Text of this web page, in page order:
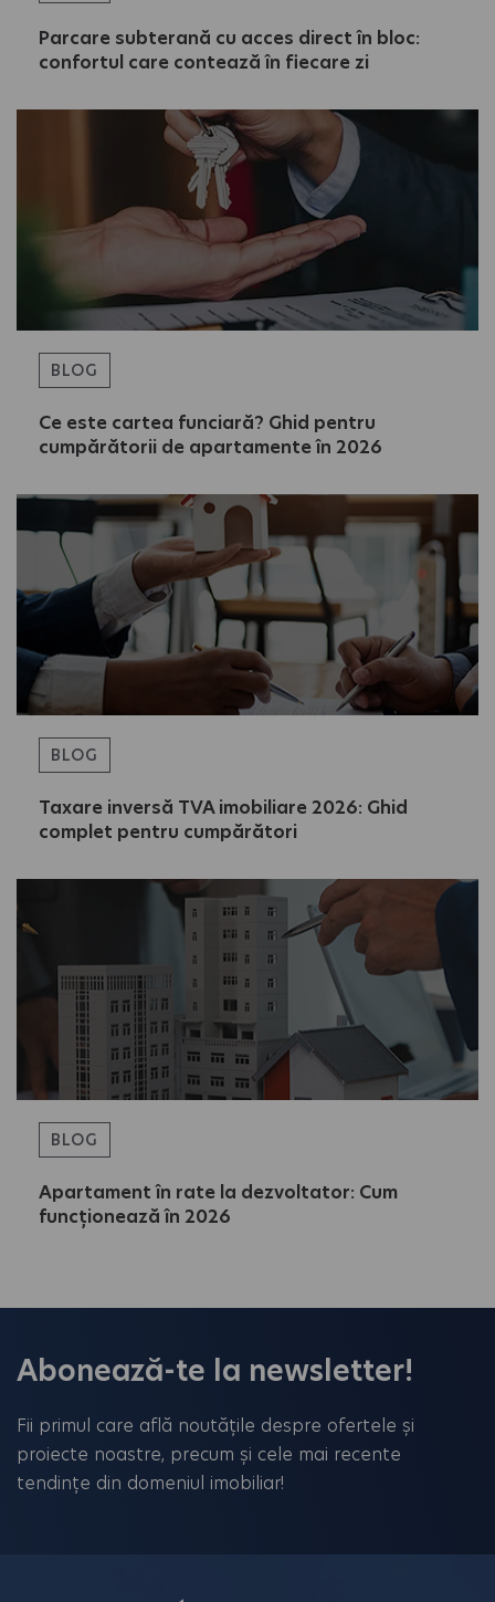
Parcare subterană cu acces direct în bloc:
confortul care contează în fiecare zi
BLOG
Ce este cartea funciară? Ghid pentru
cumpărătorii de apartamente în 2026
BLOG
Taxare inversă TVA imobiliare 2026: Ghid
complet pentru cumpărători
BLOG
Apartament în rate la dezvoltator: Cum
funcționează în 2026
Abonează-te la newsletter!
Fii primul care află noutățile despre ofertele și
proiecte noastre, precum și cele mai recente
tendințe din domeniul imobiliar!